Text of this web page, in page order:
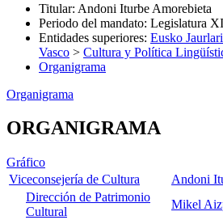
Titular: Andoni Iturbe Amorebieta
Periodo del mandato: Legislatura
Entidades superiores: Eusko
Vasco > Cultura y Política
Organigrama
Organigrama
ORGANIGRAMA
Gráfico
Viceconsejería de Cultura
Andoni
Dirección de Patrimonio
Cultural
Mikel